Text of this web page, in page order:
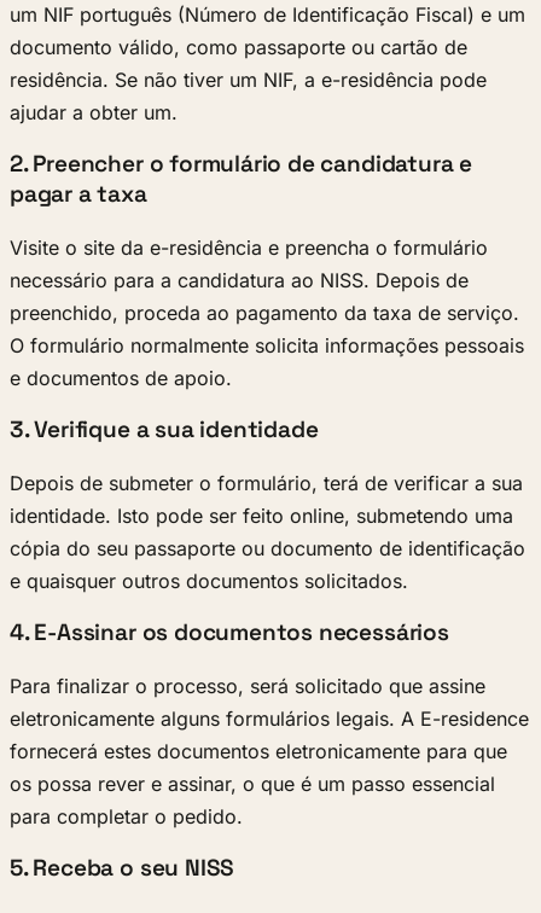
um NIF português (Número de Identificação Fiscal) e um
documento válido, como passaporte ou cartão de
residência. Se não tiver um NIF, a e-residência pode
ajudar a obter um.
2. Preencher o formulário de candidatura e
pagar a taxa
Visite o site da e-residência e preencha o formulário
necessário para a candidatura ao NISS. Depois de
preenchido, proceda ao pagamento da taxa de serviço.
O formulário normalmente solicita informações pessoais
e documentos de apoio.
3. Verifique a sua identidade
Depois de submeter o formulário, terá de verificar a sua
identidade. Isto pode ser feito online, submetendo uma
cópia do seu passaporte ou documento de identificação
e quaisquer outros documentos solicitados.
4. E-Assinar os documentos necessários
Para finalizar o processo, será solicitado que assine
eletronicamente alguns formulários legais. A E-residence
fornecerá estes documentos eletronicamente para que
os possa rever e assinar, o que é um passo essencial
para completar o pedido.
5. Receba o seu NISS